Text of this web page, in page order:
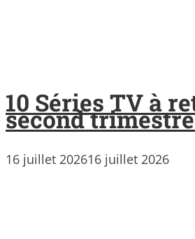
10 Séries TV à
second
16 juillet 202616 juillet 2026